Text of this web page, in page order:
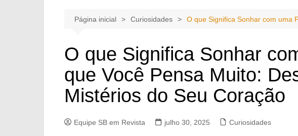
Página inicial Curiosidades O que Significa Sonhar com uma
O que Significa Sonhar
que Você Pensa Muito:
Mistérios do Seu Coração
Equipe SB em Revista julho 30, 2025 Curiosidades